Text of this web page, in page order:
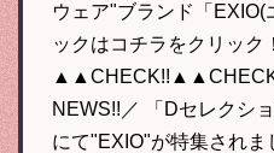
ウェア"ブランド「EXIO(
ックはコチラをクリッ
NEWS!!／ 「Dセレクシ
にて"EXIO"が特集されま